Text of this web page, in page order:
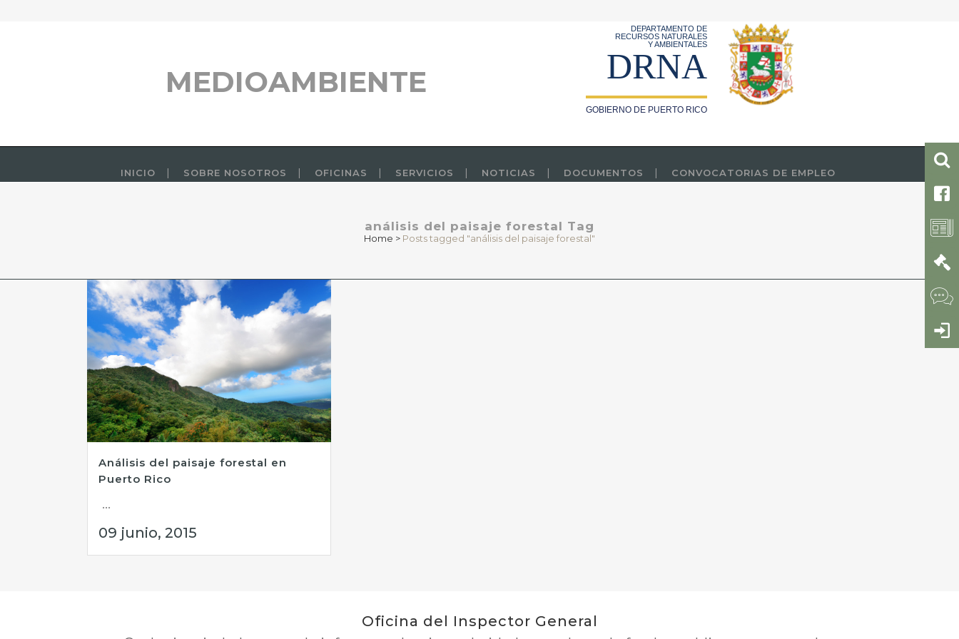
MEDIOAMBIENTE
DEPARTAMENTO DE
RECURSOS NATURALES
Y AMBIENTALES
DRNA
GOBIERNO DE PUERTO RICO
INICIO SOBRE NOSOTROS OFICINAS SERVICIOS NOTICIAS DOCUMENTOS CONVOCATORIAS DE EMPLEO
análisis del paisaje forestal Tag
Home > Posts tagged "análisis del paisaje forestal"
Análisis del paisaje forestal en
Puerto Rico
...
09 junio, 2015
Oficina del Inspector General